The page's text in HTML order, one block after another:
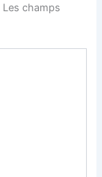
Les champs